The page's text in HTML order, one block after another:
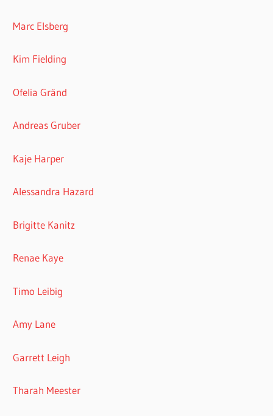
Marc Elsberg
Kim Fielding
Ofelia Gränd
Andreas Gruber
Kaje Harper
Alessandra Hazard
Brigitte Kanitz
Renae Kaye
Timo Leibig
Amy Lane
Garrett Leigh
Tharah Meester